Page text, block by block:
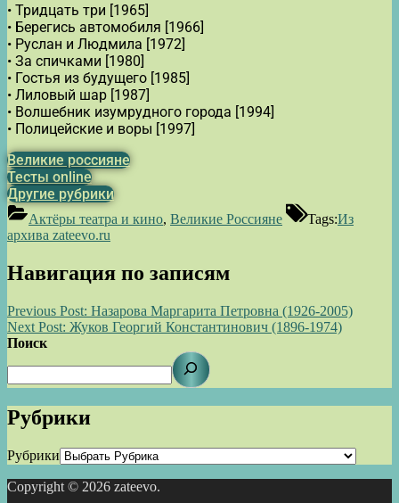
• Тридцать три [1965]
• Берегись автомобиля [1966]
• Руслан и Людмила [1972]
• За спичками [1980]
• Гостья из будущего [1985]
• Лиловый шар [1987]
• Волшебник изумрудного города [1994]
• Полицейские и воры [1997]
Великие россияне
Тесты online
Другие рубрики
Актёры театра и кино, Великие Россияне Tags:Из
архива zateevo.ru
Навигация по записям
Previous Post: Назарова Маргарита Петровна (1926-2005)
Next Post: Жуков Георгий Константинович (1896-1974)
Поиск
Рубрики
Рубрики
Copyright © 2026 zateevo.